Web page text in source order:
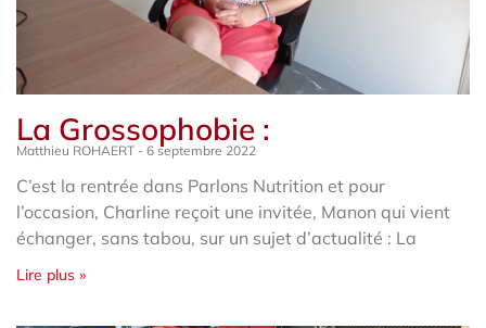
La Grossophobie :
Matthieu ROHAERT 6 septembre 2022
C’est la rentrée dans Parlons Nutrition et pour
l’occasion, Charline reçoit une invitée, Manon qui vient
échanger, sans tabou, sur un sujet d’actualité : La
Lire plus »